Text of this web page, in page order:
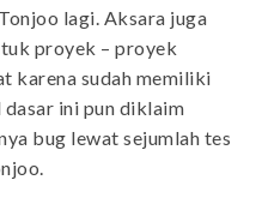
lagi. Aksara juga
proyek – proyek
karena sudah memiliki
ini pun diklaim
bug lewat sejumlah tes